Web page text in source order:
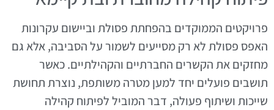
פרויקטים הממוקדים בהפחתת פסולת וביישום עקרונות
האפס פסולת לא רק מסייעים לשמור על הסביבה, אלא גם
מחזקים את הקשרים החברתיים והקהילתיים. כאשר
תושבים פועלים יחד למען מטרה משותפת, נוצרת תחושת
שייכות ושיתוף פעולה, דבר המוביל לפיתוח קהילה